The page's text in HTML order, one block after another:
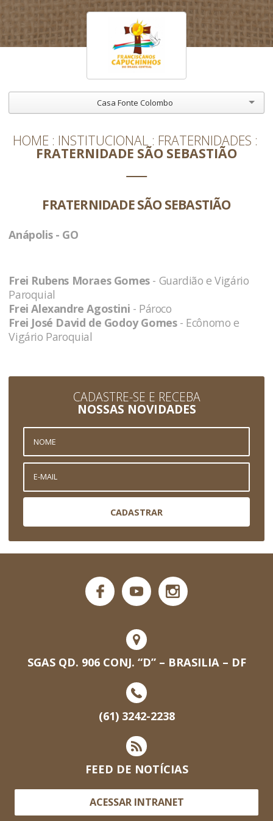
Casa Fonte Colombo
HOME INSTITUCIONAL FRATERNIDADES
FRATERNIDADE SÃO SEBASTIÃO
FRATERNIDADE SÃO SEBASTIÃO
Anápolis - GO
Frei Rubens Moraes Gomes- Guardião e Vigário
Paroquial
Frei Alexandre Agostini - Pároco
Frei José David de Godoy Gomes- Ecônomo e
Vigário Paroquial
CADASTRE-SE E RECEBA
NOSSAS NOVIDADES
CADASTRAR
SGAS QD. 906 CONJ. “D” – BRASILIA – DF
(61) 3242-2238
FEED DE NOTÍCIAS
ACESSAR INTRANET